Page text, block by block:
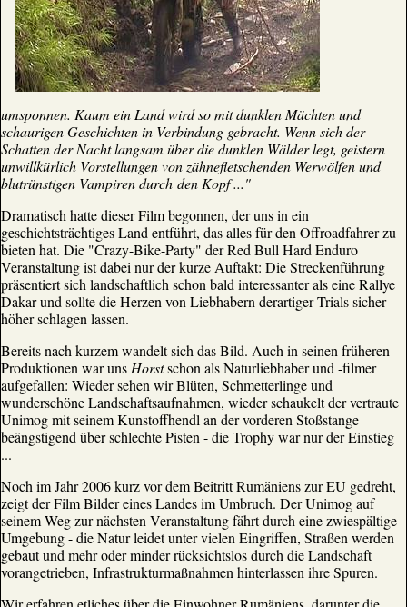
umsponnen. Kaum ein Land wird so mit dunklen Mächten und
schaurigen Geschichten in Verbindung gebracht. Wenn sich der
Schatten der Nacht langsam über die dunklen Wälder legt, geistern
unwillkürlich Vorstellungen von zähnefletschenden Werwölfen und
blutrünstigen Vampiren durch den Kopf ..."
Dramatisch hatte dieser Film begonnen, der uns in ein
geschichtsträchtiges Land entführt, das alles für den Offroadfahrer zu
bieten hat. Die "Crazy-Bike-Party" der Red Bull Hard Enduro
Veranstaltung ist dabei nur der kurze Auftakt: Die Streckenführung
präsentiert sich landschaftlich schon bald interessanter als eine Rallye
Dakar und sollte die Herzen von Liebhabern derartiger Trials sicher
höher schlagen lassen.
Bereits nach kurzem wandelt sich das Bild. Auch in seinen früheren
Produktionen war uns Horstschon als Naturliebhaber und -filmer
aufgefallen: Wieder sehen wir Blüten, Schmetterlinge und
wunderschöne Landschaftsaufnahmen, wieder schaukelt der vertraute
Unimog mit seinem Kunstoffhendl an der vorderen Stoßstange
beängstigend über schlechte Pisten - die Trophy war nur der Einstieg
...
Noch im Jahr 2006 kurz vor dem Beitritt Rumäniens zur EU gedreht,
zeigt der Film Bilder eines Landes im Umbruch. Der Unimog auf
seinem Weg zur nächsten Veranstaltung fährt durch eine zwiespältige
Umgebung - die Natur leidet unter vielen Eingriffen, Straßen werden
gebaut und mehr oder minder rücksichtslos durch die Landschaft
vorangetrieben, Infrastrukturmaßnahmen hinterlassen ihre Spuren.